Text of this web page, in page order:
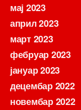
мај 2023
април 2023
март 2023
фебруар 2023
јануар 2023
децембар 2022
новембар 2022